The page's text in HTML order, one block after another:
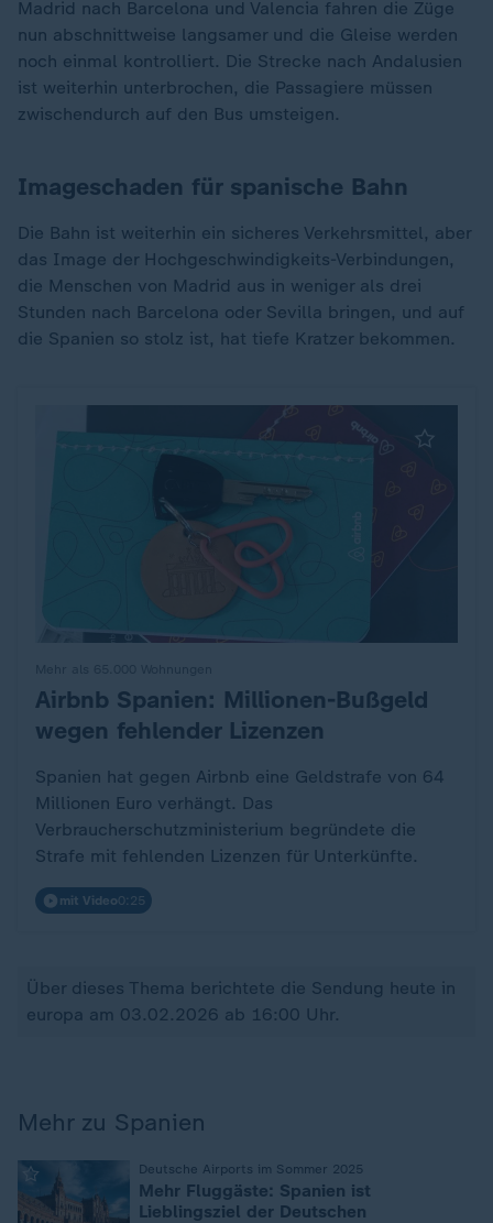
Madrid nach Barcelona und Valencia fahren die Züge
nun abschnittweise langsamer und die Gleise werden
noch einmal kontrolliert. Die Strecke nach Andalusien
ist weiterhin unterbrochen, die Passagiere müssen
zwischendurch auf den Bus umsteigen.
Imageschaden für spanische Bahn
Die Bahn ist weiterhin ein sicheres Verkehrsmittel, aber
das Image der Hochgeschwindigkeits-Verbindungen,
die Menschen von Madrid aus in weniger als drei
Stunden nach Barcelona oder Sevilla bringen, und auf
die Spanien so stolz ist, hat tiefe Kratzer bekommen.
:
Airbnb Spanien: Millionen-Bußgeld
wegen fehlender Lizenzen
Spanien hat gegen Airbnb eine Geldstrafe von 64
Millionen Euro verhängt. Das
Verbraucherschutzministerium begründete die
Strafe mit fehlenden Lizenzen für Unterkünfte.
mit Video0:25
Über dieses Thema berichtete die Sendung heute in
europa am 03.02.2026 ab 16:00 Uhr.
Mehr zu Spanien
Deutsche Airports im Sommer 2025
Mehr Fluggäste: Spanien ist
Lieblingsziel der Deutschen